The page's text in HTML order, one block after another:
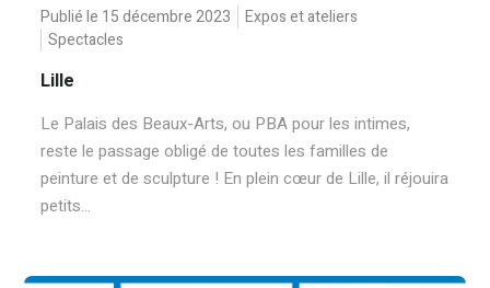
Publié le 15 décembre 2023
Expos et ateliers
Spectacles
Lille
Le Palais des Beaux-Arts, ou PBA pour les intimes,
reste le passage obligé de toutes les familles de
peinture et de sculpture ! En plein cœur de Lille, il réjouira
petits...